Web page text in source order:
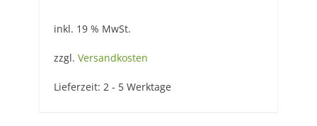
inkl. 19 % MwSt.
zzgl. Versandkosten
Lieferzeit: 2 - 5 Werktage